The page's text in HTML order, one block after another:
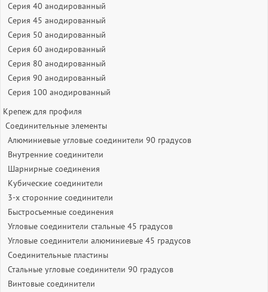
Серия 40 анодированный
Серия 45 анодированный
Серия 50 анодированный
Серия 60 анодированный
Серия 80 анодированный
Серия 90 анодированный
Серия 100 анодированный
Крепеж для профиля
Соединительные элементы
Алюминиевые угловые соединители 90 градусов
Внутренние соединители
Шарнирные соединения
Кубические соединители
3-х сторонние соединители
Быстросъемные соединения
Угловые соединители стальные 45 градусов
Угловые соединители алюминиевые 45 градусов
Соединительные пластины
Стальные угловые соединители 90 градусов
Винтовые соединители